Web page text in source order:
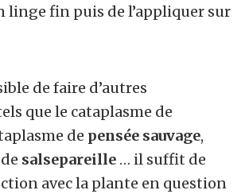
linge fin puis de l’appliquer sur
de faire d’autres
que le cataplasme de
de pensée sauvage,
salsepareille … il suffit de
avec la plante en question